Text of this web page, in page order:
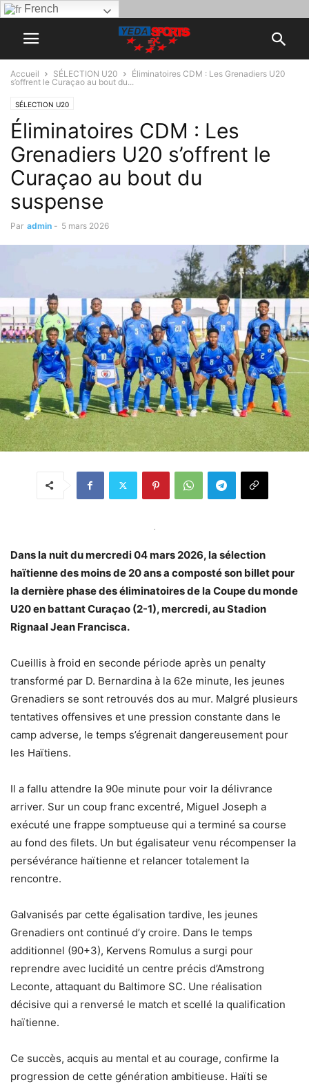
French
Accueil SÉLECTION U20
Éliminatoires CDM : Les Grenadiers U20
s’offrent le Curaçao au bout du...
SÉLECTION U20
Éliminatoires CDM : Les
Grenadiers U20 s’offrent le
Curaçao au bout du
suspense
Par admin - 5 mars 2026
Dans la nuit du mercredi 04 mars 2026, la sélection
haïtienne des moins de 20 ans a composté son billet pour
la dernière phase des éliminatoires de la Coupe du monde
U20 en battant Curaçao (2-1), mercredi, au Stadion
Rignaal Jean Francisca.
Cueillis à froid en seconde période après un penalty
transformé par D. Bernardina à la 62e minute, les jeunes
Grenadiers se sont retrouvés dos au mur. Malgré plusieurs
tentatives offensives et une pression constante dans le
camp adverse, le temps s’égrenait dangereusement pour
les Haïtiens.
Il a fallu attendre la 90e minute pour voir la délivrance
arriver. Sur un coup franc excentré, Miguel Joseph a
exécuté une frappe somptueuse qui a terminé sa course
au fond des filets. Un but égalisateur venu récompenser la
persévérance haïtienne et relancer totalement la
rencontre.
Galvanisés par cette égalisation tardive, les jeunes
Grenadiers ont continué d’y croire. Dans le temps
additionnel (90+3), Kervens Romulus a surgi pour
reprendre avec lucidité un centre précis d’Amstrong
Leconte, attaquant du Baltimore SC. Une réalisation
décisive qui a renversé le match et scellé la qualification
haïtienne.
Ce succès, acquis au mental et au courage, confirme la
progression de cette génération ambitieuse. Haïti se